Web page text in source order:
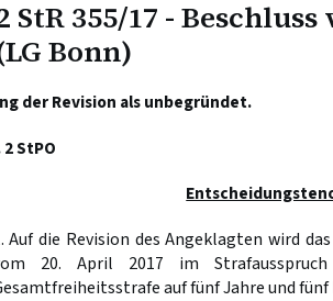
StR 355/17 -
Bonn)
der Revision als unbegründet.
StPO
Auf die Revision des Angeklagten wird
20. April 2017 im
auf fünf Jahre und